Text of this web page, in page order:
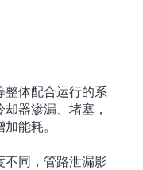
整体配合运行的系
器渗漏、堵塞，
能耗。
不同，管路泄漏影